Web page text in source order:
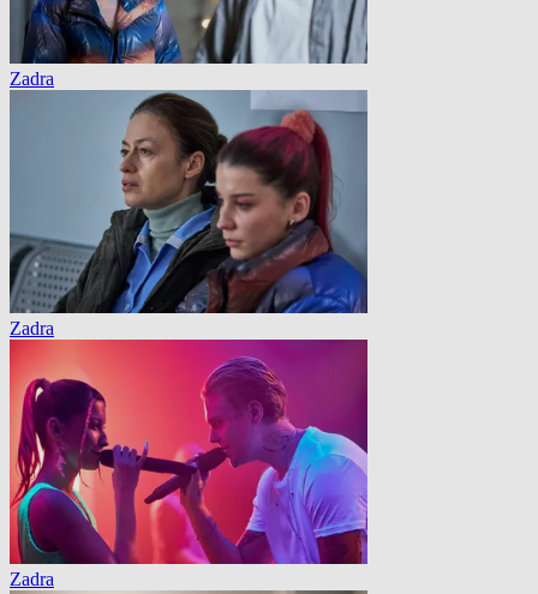
Zadra
Zadra
Zadra